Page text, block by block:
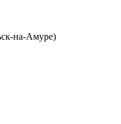
на-Амуре)